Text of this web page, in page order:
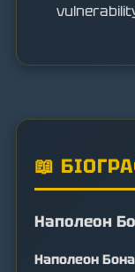
📖
Наполеон
Наполеон